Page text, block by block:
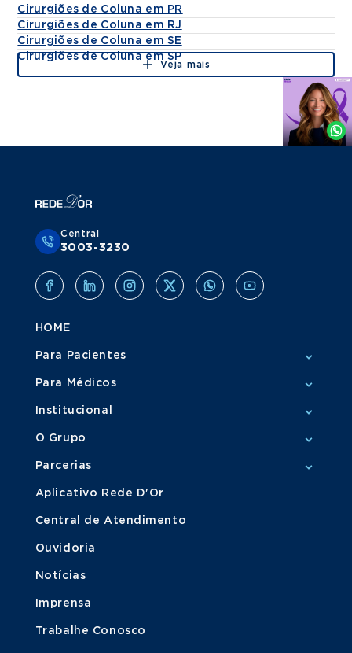
Cirurgiões de Coluna em PR
Cirurgiões de Coluna em RJ
Cirurgiões de Coluna em SE
Cirurgiões de Coluna em SP
Veja mais
Agende
Whatsapp
Central
3003-3230
HOME
Para Pacientes
Para Médicos
Institucional
O Grupo
Parcerias
Aplicativo Rede D'Or
Central de Atendimento
Ouvidoria
Notícias
Imprensa
Trabalhe Conosco